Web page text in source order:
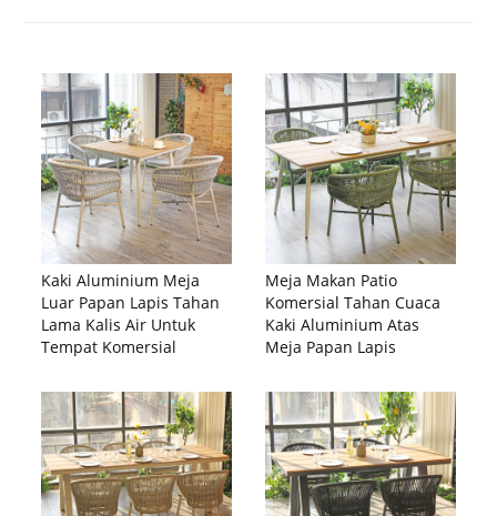
Kaki Aluminium Meja
Luar Papan Lapis Tahan
Lama Kalis Air Untuk
Tempat Komersial
Meja Makan Patio
Komersial Tahan Cuaca
Kaki Aluminium Atas
Meja Papan Lapis